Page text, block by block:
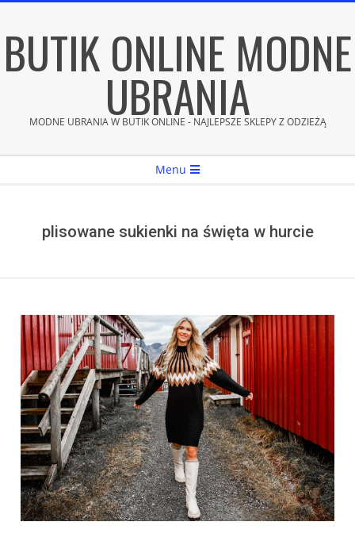
content
BUTIK ONLINE MODNE
UBRANIA
MODNE UBRANIA W BUTIK ONLINE - NAJLEPSZE SKLEPY Z ODZIEŻĄ
Menu
plisowane sukienki na święta w hurcie